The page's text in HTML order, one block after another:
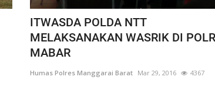
ITWASDA POLDA NTT
MELAKSANAKAN WASRIK DI
MABAR
Humas Polres Manggarai Barat Mar 29, 2016 4367